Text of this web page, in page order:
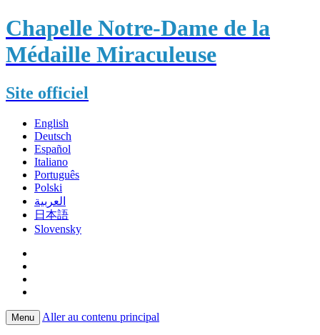
Chapelle Notre-Dame de la
Médaille Miraculeuse
Site officiel
English
Deutsch
Español
Italiano
Português
Polski
العربية
日本語
Slovensky
Menu Aller au contenu principal